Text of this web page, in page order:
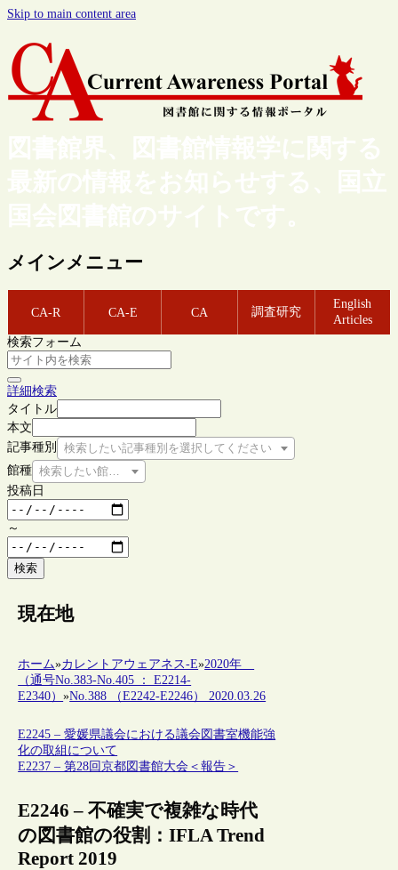
Skip to main content area
図書館界、図書館情報学に関する
最新の情報をお知らせする、国立
国会図書館のサイトです。
メインメニュー
CA-R CA-E CA 調査研究
English
Articles
検索フォーム
詳細検索
タイトル
本文
記事種別
検索したい記事種別を選択してください
館種 検索したい館種を選択してください
投稿日
～
検索
現在地
ホーム»カレントアウェアネス-E»2020年
（通号No.383-No.405 ： E2214-
E2340）»No.388 （E2242-E2246） 2020.03.26
E2245 – 愛媛県議会における議会図書室機能強
化の取組について
E2237 – 第28回京都図書館大会＜報告＞
E2246 – 不確実で複雑な時代
の図書館の役割：IFLA Trend
Report 2019